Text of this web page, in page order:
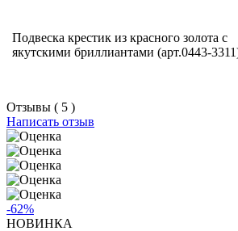
Подвеска крестик из красного золота с
якутскими бриллиантами (арт.0443-
Отзывы ( 5 )
Написать отзыв
-62%
НОВИНКА